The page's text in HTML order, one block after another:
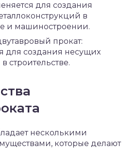
для создания
в
и машиностроении.
прокат:
для создания несущих
строительстве.
несколькими
которые делают